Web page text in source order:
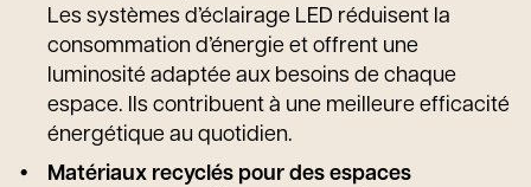
Les systèmes d’éclairage LED réduisent la
consommation d’énergie et offrent une
luminosité adaptée aux besoins de chaque
espace. Ils contribuent à une meilleure efficacité
énergétique au quotidien.
Matériaux recyclés pour des espaces